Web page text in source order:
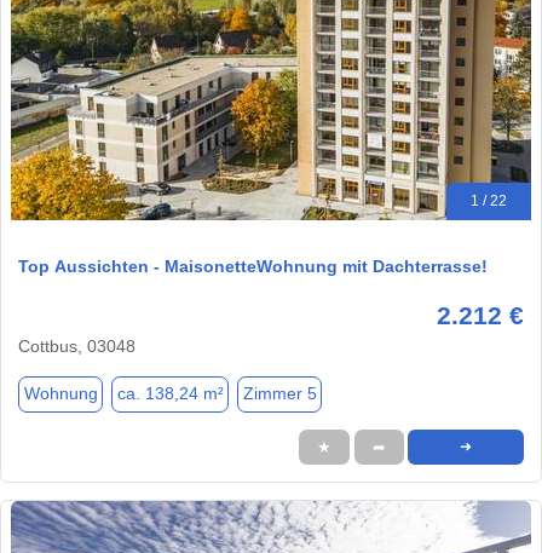
1 / 22
Top Aussichten - MaisonetteWohnung mit Dachterrasse!
2.212 €
Cottbus, 03048
Wohnung ca. 138,24 m² Zimmer 5
★ ➦ ➜